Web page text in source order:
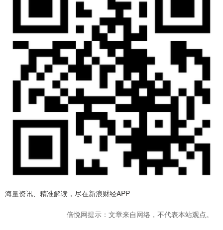
海量资讯、精准解读，尽在新浪财经APP
倍悦网提示：文章来自网络，不代表本站观点。